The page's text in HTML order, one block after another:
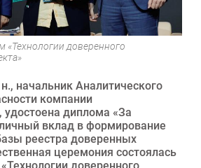
«Технологии доверенного
начальник Аналитического
компании
удостоена диплома «За
вклад в формирование
реестра доверенных
церемония состоялась
доверенного